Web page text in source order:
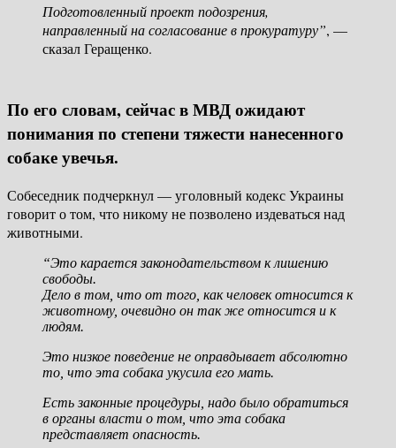
Подготовленный проект подозрения,
направленный на согласование в прокуратуру”, —
сказал Геращенко.
По его словам, сейчас в МВД ожидают
понимания по степени тяжести нанесенного
собаке увечья.
Собеседник подчеркнул — уголовный кодекс Украины
говорит о том, что никому не позволено издеваться над
животными.
“Это карается законодательством к лишению
свободы.
Дело в том, что от того, как человек относится к
животному, очевидно он так же относится и к
людям.
Это низкое поведение не оправдывает абсолютно
то, что эта собака укусила его мать.
Есть законные процедуры, надо было обратиться
в органы власти о том, что эта собака
представляет опасность.